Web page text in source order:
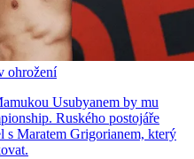
ohrožení
Usubyanem by mu
Ruského postojáře
s Maratem Grigorianem, který